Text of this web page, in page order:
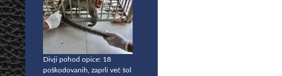
Divji pohod opice: 18
poškodovanih, zaprli več šol